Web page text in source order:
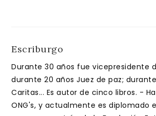
Escriburgo
Durante 30 años fue vicepresidente
durante 20 años Juez de paz;
Caritas... Es autor de cinco libros. -
ONG's, y actualmente es diplomado